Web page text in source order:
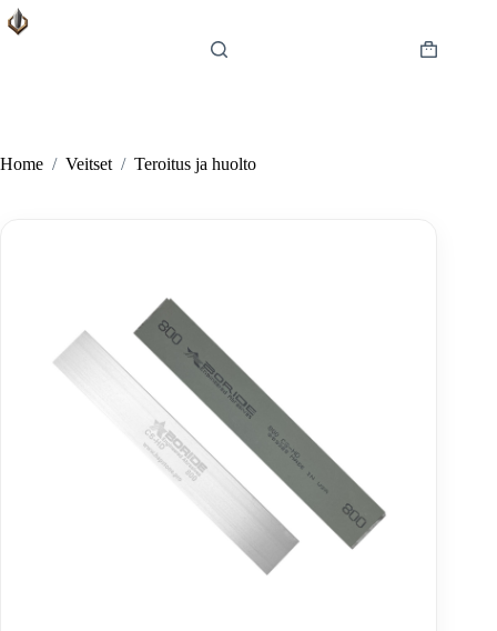
Skip
to
Shopping
Home / Veitset / Teroitus ja huolto